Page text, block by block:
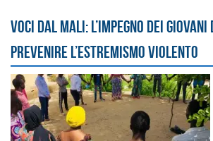
Voci dal Mali: l’impegno dei
prevenire l’estremismo violento